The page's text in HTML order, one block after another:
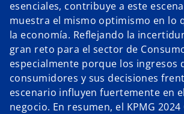
esenciales, contribuye a este
muestra el mismo optimismo en lo
la economía. Reflejando la
gran reto para el sector de
especialmente porque los ingresos
consumidores y sus decisiones
escenario influyen fuertemente en
negocio. En resumen, el KPMG 2024